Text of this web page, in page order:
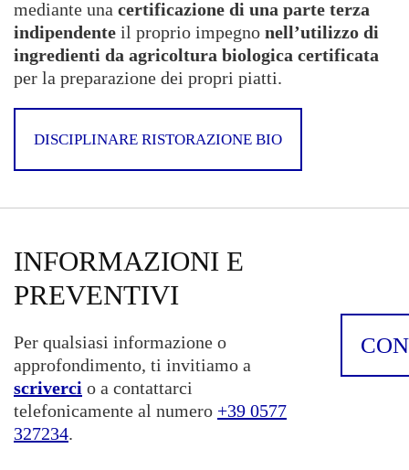
mediante una certificazione di una parte terza
indipendente il proprio impegno nell’utilizzo di
ingredienti da agricoltura biologica certificata
per la preparazione dei propri piatti.
DISCIPLINARE RISTORAZIONE BIO
INFORMAZIONI E
PREVENTIVI
Per qualsiasi informazione o
approfondimento, ti invitiamo a
scriverci o a contattarci
telefonicamente al numero +39 0577
327234.
raccogliendo
e riportando
informazioni
su come lo
utilizzi. I
informazioni
da non
Questi coockie
permettono di
far funzionare
il nostro sito
durante la tua
visita. Se
rifiuti questi
cookie, alcune
funzionalità
dal sito web.